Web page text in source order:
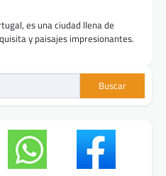
es una ciudad llena de
y paisajes impresionantes.
Buscar